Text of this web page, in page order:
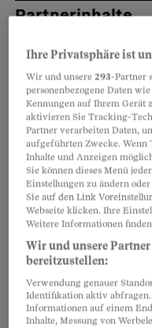
Partnerinhalte
Mit einem
Arbeitnehmerinnen
weit absichern. Es
wie zufrieden der
Ihre Privatsphäre ist
Wir und unsere293-Partner
personenbezogene Daten
Kennungen auf Ihrem Gerät
aktivieren Sie Tracking-
Partner verarbeiten Daten,
aufgeführten Zwecke.
Inhalte und Anzeigen
Sie können dieses Menü
Einstellungen zu ändern
Sie auf den Link
Webseite klicken. Ihre
Weitere Informationen
Wir und unsere
bereitzustellen:
Verwendung genauer
Identifikation aktiv
Informationen auf einem
Inhalte, Messung von